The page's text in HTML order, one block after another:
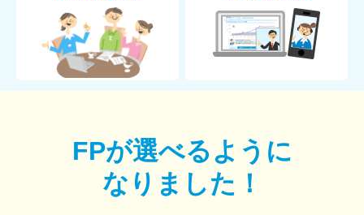
FPが選べるように
なりました！